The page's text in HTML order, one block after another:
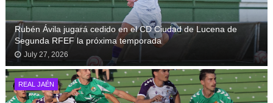
Rubén Ávila jugará cedido en el CD Ciudad de Lucena de
Segunda RFEF la próxima temporada
July 27, 2026
REAL JAÉN